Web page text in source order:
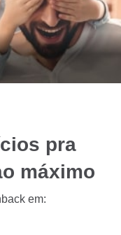
pra
máximo
em: